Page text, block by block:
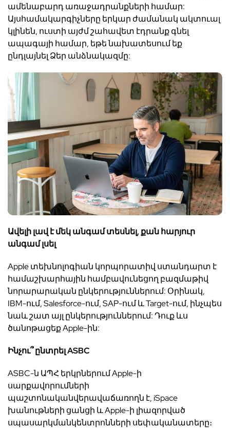
ամենաբարդառաջադրանքների համար:
Այսհամակարգիչները երկար ժամանակ ակտուալ
կլինեն, ուստի այժմշահավետ էդրանքգնել
ապագայի համար, եթենախատեսումեք
ընդլայնել Ձեր անձնակազմը:
Ավելիլավ էմեկանգամտեսնել,քանհարյուր
անգամլսել
Apple տեխնոլոգիան կորպորատիվ ստանդարտ է
համաշխարհային համբավունեցող բազմաթիվ
նորարարական ընկերություններում: Օրինակ,
IBM-ում, Salesforce-ում, SAP-ում և Target-ում, ինչպես
նաև շատ այլ ընկերություններում: Դուք ևս
ծանոթացեք Apple-ին:
Ինչու՞ընտրելASBC
ASBC-ն ԱՊՀ երկրներում Apple-ի
սարքավորումների
պաշտոնականվերավաճառողն է, iSpace
խանութների ցանցի և Apple-ի լիազորված
սպասարկմանկենտրոնների սեփականատերը։